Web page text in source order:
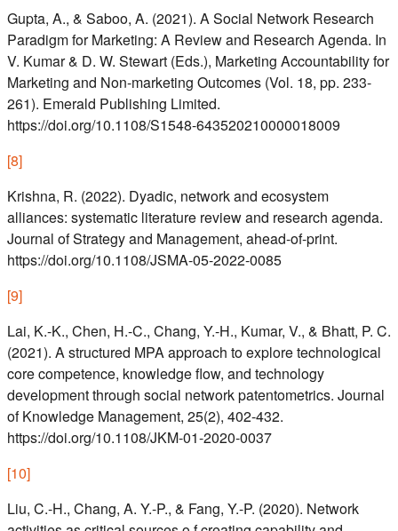
Gupta, A., & Saboo, A. (2021). A Social Network Research
Paradigm for Marketing: A Review and Research Agenda. In
V. Kumar & D. W. Stewart (Eds.), Marketing Accountability for
Marketing and Non-marketing Outcomes (Vol. 18, pp. 233-
261). Emerald Publishing Limited.
https://doi.org/10.1108/S1548-643520210000018009
[8]
Krishna, R. (2022). Dyadic, network and ecosystem
alliances: systematic literature review and research agenda.
Journal of Strategy and Management, ahead-of-print.
https://doi.org/10.1108/JSMA-05-2022-0085
[9]
Lai, K.-K., Chen, H.-C., Chang, Y.-H., Kumar, V., & Bhatt, P. C.
(2021). A structured MPA approach to explore technological
core competence, knowledge flow, and technology
development through social network patentometrics. Journal
of Knowledge Management, 25(2), 402-432.
https://doi.org/10.1108/JKM-01-2020-0037
[10]
Liu, C.-H., Chang, A. Y.-P., & Fang, Y.-P. (2020). Network